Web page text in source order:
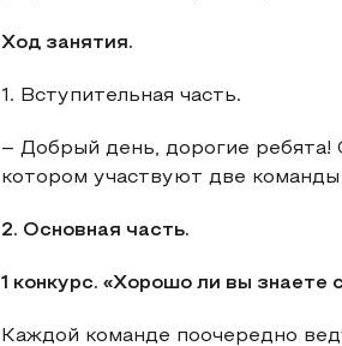
Ход занятия.
1. Вступительная часть.
– Добрый день, дорогие ребята!
котором участвуют две
2. Основная часть.
1 конкурс. «Хорошо ли вы знаете
Каждой команде поочередно